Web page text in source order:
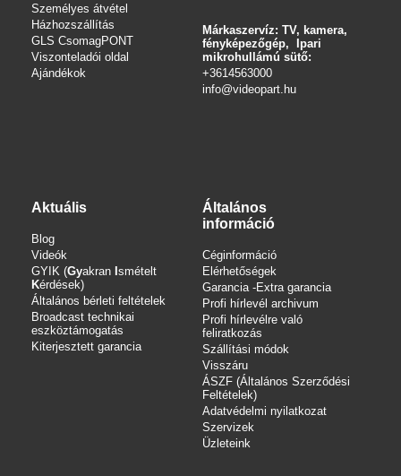
Személyes átvétel
Házhozszállítás
GLS CsomagPONT
Viszonteladói oldal
Ajándékok
Márkaszervíz: TV, kamera,
fényképezőgép, Ipari
mikrohullámú sütő:
+3614563000
info@videopart.hu
Aktuális
Blog
Videók
GYIK (Gyakran smételt
Kérdések)
Általános bérleti feltételek
Broadcast technikai
eszköztámogatás
Kiterjesztett garancia
Általános
információ
Céginformáció
Elérhetőségek
Garancia -Extra garancia
Profi hírlevél archivum
Profi hírlevélre való
feliratkozás
Szállítási módok
Visszáru
ÁSZF (Általános Szerződési
Feltételek)
Adatvédelmi nyilatkozat
Szervizek
Üzleteink